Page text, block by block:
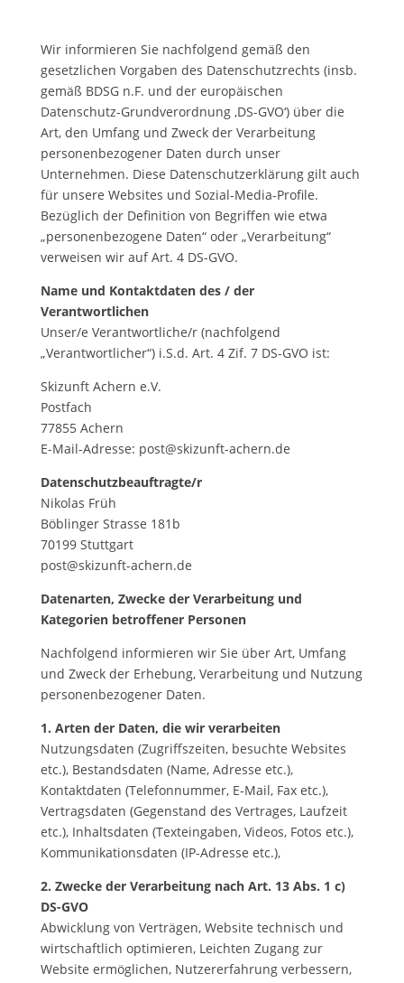
Wir informieren Sie nachfolgend gemäß den
gesetzlichen Vorgaben des Datenschutzrechts (insb.
gemäß BDSG n.F. und der europäischen
Datenschutz-Grundverordnung ‚DS-GVO‘) über die
Art, den Umfang und Zweck der Verarbeitung
personenbezogener Daten durch unser
Unternehmen. Diese Datenschutzerklärung gilt auch
für unsere Websites und Sozial-Media-Profile.
Bezüglich der Definition von Begriffen wie etwa
„personenbezogene Daten“ oder „Verarbeitung“
verweisen wir auf Art. 4 DS-GVO.
Name und Kontaktdaten des / der
Verantwortlichen
Unser/e Verantwortliche/r (nachfolgend
„Verantwortlicher“) i.S.d. Art. 4 Zif. 7 DS-GVO ist:
Skizunft Achern e.V.
Postfach
77855 Achern
E-Mail-Adresse: post@skizunft-achern.de
Datenschutzbeauftragte/r
Nikolas Früh
Böblinger Strasse 181b
70199 Stuttgart
post@skizunft-achern.de
Datenarten, Zwecke der Verarbeitung und
Kategorien betroffener Personen
Nachfolgend informieren wir Sie über Art, Umfang
und Zweck der Erhebung, Verarbeitung und Nutzung
personenbezogener Daten.
1. Arten der Daten, die wir verarbeiten
Nutzungsdaten (Zugriffszeiten, besuchte Websites
etc.), Bestandsdaten (Name, Adresse etc.),
Kontaktdaten (Telefonnummer, E-Mail, Fax etc.),
Vertragsdaten (Gegenstand des Vertrages, Laufzeit
etc.), Inhaltsdaten (Texteingaben, Videos, Fotos etc.),
Kommunikationsdaten (IP-Adresse etc.),
2. Zwecke der Verarbeitung nach Art. 13 Abs. 1 c)
DS-GVO
Abwicklung von Verträgen, Website technisch und
wirtschaftlich optimieren, Leichten Zugang zur
Website ermöglichen, Nutzererfahrung verbessern,